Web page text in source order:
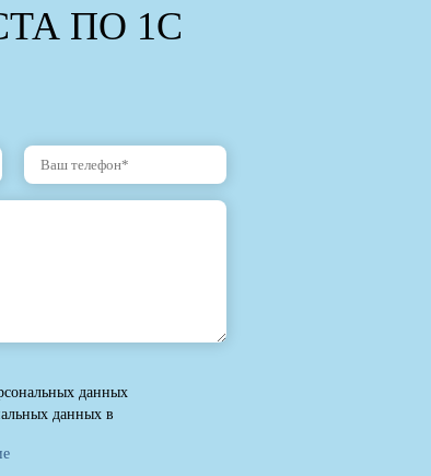
ПО 1С
данных
данных в